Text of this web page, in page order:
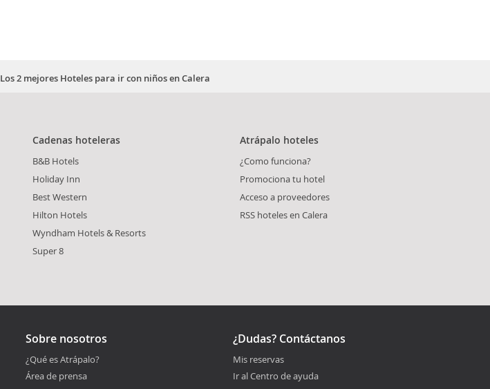
Los 2 mejores Hoteles para ir con niños en Calera
Cadenas hoteleras
B&B Hotels
Holiday Inn
Best Western
Hilton Hotels
Wyndham Hotels & Resorts
Super 8
Atrápalo hoteles
¿Como funciona?
Promociona tu hotel
Acceso a proveedores
RSS hoteles en Calera
Sobre nosotros
¿Qué es Atrápalo?
Área de prensa
¿Dudas? Contáctanos
Mis reservas
Ir al Centro de ayuda